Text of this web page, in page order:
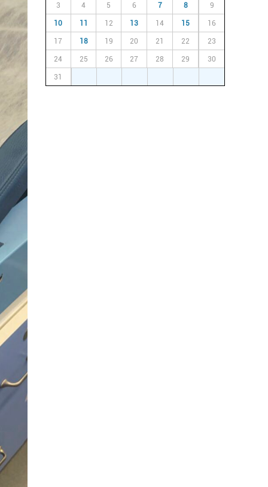
3 4 5 6 7 8 9
10 11 12 13 14 15 16
17 18 19 20 21 22 23
24 25 26 27 28 29 30
31